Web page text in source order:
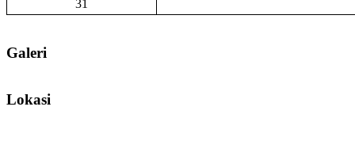
31
Galeri
Lokasi